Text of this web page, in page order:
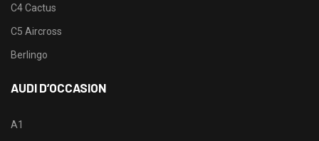
C4 Cactus
C5 Aircross
Berlingo
AUDI D’OCCASION
A1